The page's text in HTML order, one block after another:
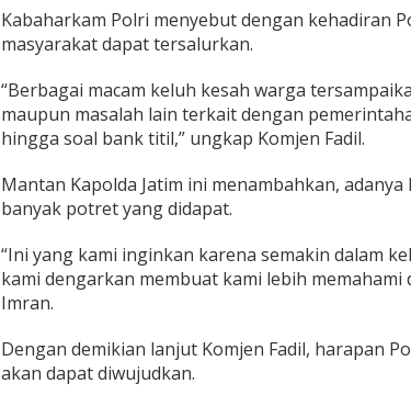
y
a
Kabaharkam Polri menyebut dengan kehadiran
masyarakat dapat tersalurkan.
“Berbagai macam keluh kesah warga
maupun masalah lain terkait dengan
hingga soal bank titil,” ungkap Komjen Fadil.
Mantan Kapolda Jatim ini menambahkan,
banyak potret yang didapat.
“Ini yang kami inginkan karena semakin dalam
kami dengarkan membuat kami lebih memahami
Imran.
Dengan demikian lanjut Komjen Fadil, harapan
akan dapat diwujudkan.